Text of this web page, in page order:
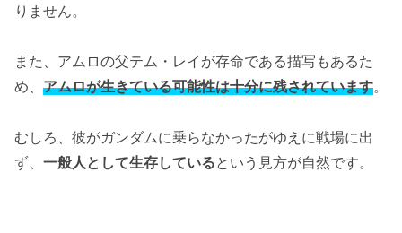
りません。
また、アムロの父テム・レイが存命である描写もあるた
め、 アムロが生きている可能性は十分に残されています。
むしろ、彼がガンダムに乗らなかったがゆえに戦場に出
ず、 一般人として生存しているという見方が自然です。